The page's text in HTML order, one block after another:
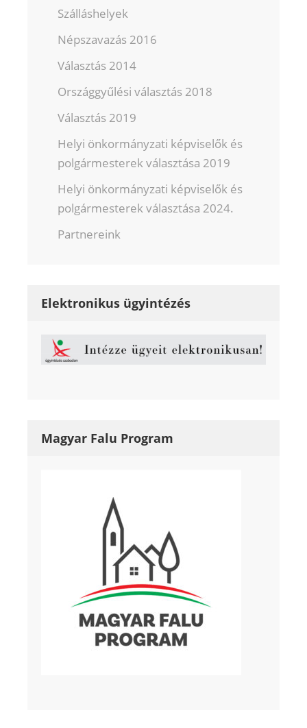
Szálláshelyek
Népszavazás 2016
Választás 2014
Országgyűlési választás 2018
Választás 2019
Helyi önkormányzati képviselők és
polgármesterek választása 2019
Helyi önkormányzati képviselők és
polgármesterek választása 2024.
Partnereink
Elektronikus ügyintézés
Magyar Falu Program